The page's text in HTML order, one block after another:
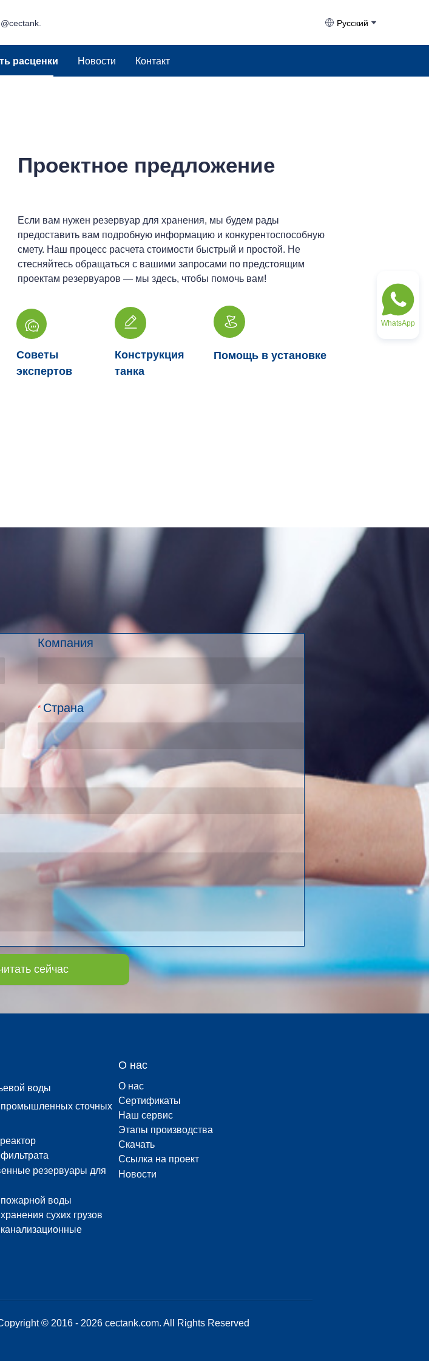
Русский
расценки Новости Контакт
Проектное предложение
Если вам нужен резервуар для хранения, мы будем рады
предоставить вам подробную информацию и конкурентоспособную
смету. Наш процесс расчета стоимости быстрый и простой. Не
стесняйтесь обращаться с вашими запросами по предстоящим
проектам резервуаров — мы здесь, чтобы помочь вам!
Советы
экспертов
Конструкция
танка
Помощь в установке
можем помочь вам с
Компания
Страна
сейчас
воды
промышленных сточных
резервуары для
воды
сухих грузов
О нас
О нас
Сертификаты
Наш сервис
Этапы производства
Скачать
Ссылка на проект
Новости
© 2016 - 2026 cectank.com. All Rights Reserved
WhatsApp